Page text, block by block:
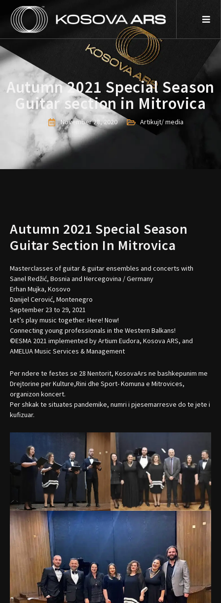
content
Autumn 2021 Special Season
Guitar section in Mitrovica
November 28, 2020 Artikujt/ media
Autumn 2021 Special Season
Guitar Section In Mitrovica
Masterclasses of guitar & guitar ensembles and concerts with
Sanel Redžić, Bosnia and Hercegovina / Germany
Erhan Mujka, Kosovo
Danijel Cerović, Montenegro
September 23 to 29, 2021
Let’s play music together. Here! Now!
Connecting young professionals in the Western Balkans!
©ESMA 2021 implemented by Artium Eudora, Kosova ARS, and
AMELUA Music Services & Management
Per ndere te festes se 28 Nentorit, KosovaArs ne bashkepunim me
Drejtorine per Kulture,Rini dhe Sport- Komuna e Mitrovices,
organizon koncert.
Per shkak te situates pandemike, numri i pjesemarresve do te jete i
kufizuar.